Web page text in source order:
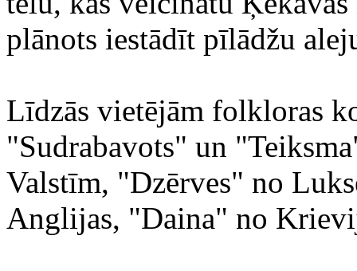
plānots iestādīt pīlādžu
Līdzās vietējām folkloras
"Sudrabavots" un
Valstīm, "Dzērves" no
Anglijas, "Daina" no